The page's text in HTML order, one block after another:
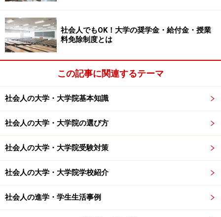
社会人でもOK！大学の奨学金・給付金・授業
料免除制度とは
この記事に関連するテーマ
社会人の大学・大学院基本知識
社会人の大学・大学院の選び方
社会人の大学・大学院受験対策
社会人の大学・大学院学校紹介
社会人の進学・学生生活事例